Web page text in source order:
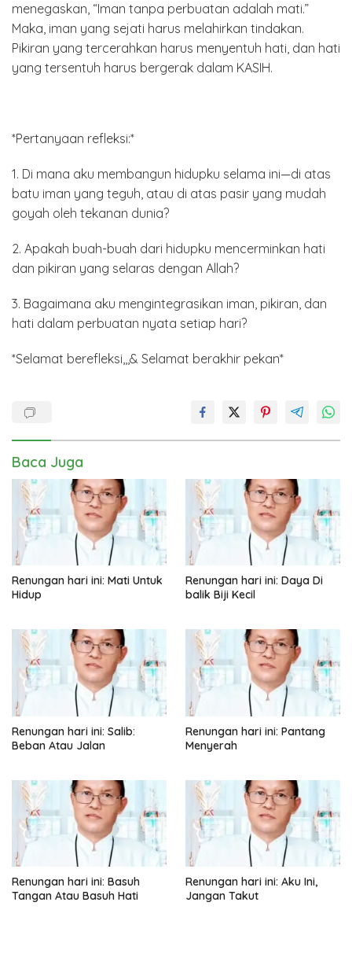
menegaskan, “Iman tanpa perbuatan adalah mati.”
Maka, iman yang sejati harus melahirkan tindakan.
Pikiran yang tercerahkan harus menyentuh hati, dan hati
yang tersentuh harus bergerak dalam KASIH.
*Pertanyaan refleksi:*
1. Di mana aku membangun hidupku selama ini—di atas
batu iman yang teguh, atau di atas pasir yang mudah
goyah oleh tekanan dunia?
2. Apakah buah-buah dari hidupku mencerminkan hati
dan pikiran yang selaras dengan Allah?
3. Bagaimana aku mengintegrasikan iman, pikiran, dan
hati dalam perbuatan nyata setiap hari?
*Selamat berefleksi,,,& Selamat berakhir pekan*
Baca Juga
Renungan hari ini: Mati Untuk
Hidup
Renungan hari ini: Daya Di
balik Biji Kecil
Renungan hari ini: Salib:
Beban Atau Jalan
Renungan hari ini: Pantang
Menyerah
Renungan hari ini: Basuh
Tangan Atau Basuh Hati
Renungan hari ini: Aku Ini,
Jangan Takut